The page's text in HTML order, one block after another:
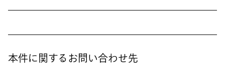
本件に関するお問い合わせ先